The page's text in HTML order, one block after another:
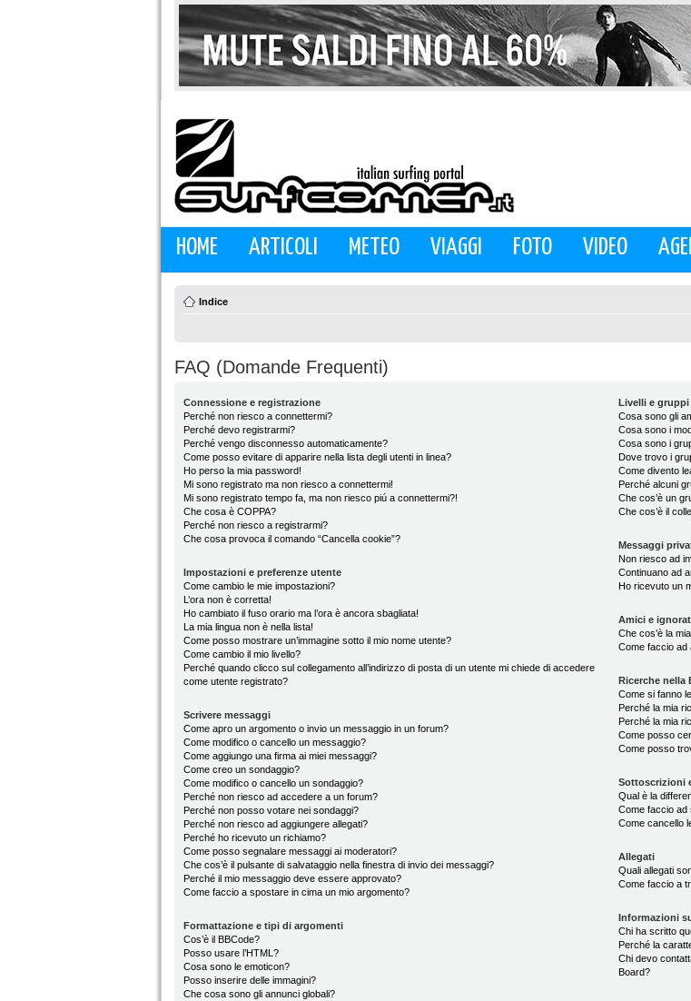
HOME ARTICOLI METEO VIAGGI FOTO VIDEO
Indice
FAQ (Domande Frequenti)
Connessione e registrazione
Perché non riesco a connettermi?
Perché devo registrarmi?
Perché vengo disconnesso automaticamente?
Come posso evitare di apparire nella lista degli utenti in linea?
Ho perso la mia password!
Mi sono registrato ma non riesco a connettermi!
Mi sono registrato tempo fa, ma non riesco piú a connettermi?!
Che cosa è COPPA?
Perché non riesco a registrarmi?
Che cosa provoca il comando “Cancella cookie”?
Impostazioni e preferenze utente
Come cambio le mie impostazioni?
L’ora non è corretta!
Ho cambiato il fuso orario ma l’ora è ancora sbagliata!
La mia lingua non è nella lista!
Come posso mostrare un’immagine sotto il mio nome utente?
Come cambio il mio livello?
Perché quando clicco sul collegamento all’indirizzo di posta di un utente mi chiede di accedere
come utente registrato?
Scrivere messaggi
Come apro un argomento o invio un messaggio in un forum?
Come modifico o cancello un messaggio?
Come aggiungo una firma ai miei messaggi?
Come creo un sondaggio?
Come modifico o cancello un sondaggio?
Perché non riesco ad accedere a un forum?
Perché non posso votare nei sondaggi?
Perché non riesco ad aggiungere allegati?
Perché ho ricevuto un richiamo?
Come posso segnalare messaggi ai moderatori?
Che cos’è il pulsante di salvataggio nella finestra di invio dei messaggi?
Perché il mio messaggio deve essere approvato?
Come faccio a spostare in cima un mio argomento?
Formattazione e tipi di argomenti
Cos’è il BBCode?
Posso usare l’HTML?
Cosa sono le emoticon?
Posso inserire delle immagini?
Che cosa sono gli annunci globali?
Livelli e
Cosa sono gli
Cosa sono i
Cosa sono i
Dove trovo i
Come divento
Perché alcuni
Che cos’è un
Che cos’è il
Messaggi
Non riesco ad
Continuano ad
Ho ricevuto un
Amici e
Che cos’è la
Come faccio ad
Ricerche nella
Come si fanno
Perché la mia
Perché la mia
Come posso
Come posso
Sottoscrizioni
Qual è la
Come faccio ad
Come cancello
Allegati
Quali allegati
Come faccio a
Informazioni
Chi ha scritto
Perché la
Chi devo
Board?